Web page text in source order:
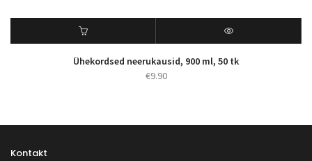
Ühekordsed neerukausid, 900 ml, 50 tk
€9.90
Kontakt